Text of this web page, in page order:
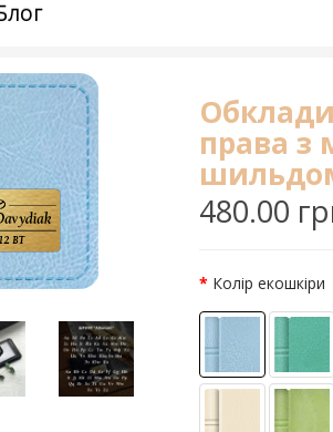
права з
480.00
Колір екошкіри